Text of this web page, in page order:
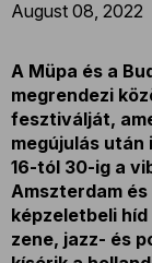
August 08, 2022
A Müpa és a
megrendezi
fesztiválját,
megújulás
16-tól 30-ig a
Amszterdam
képzeletbeli
zene, jazz- és